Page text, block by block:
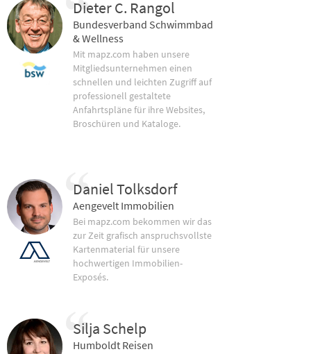
Dieter C. Rangol
Bundesverband Schwimmbad
& Wellness
Mit mapz.com haben unsere
Mitgliedsunternehmen einen
schnellen und leichten Zugriff auf
professionell gestaltete
Anfahrtspläne für ihre Websites,
Broschüren und Kataloge.
Daniel Tolksdorf
Aengevelt Immobilien
Bei mapz.com bekommen wir das
zur Zeit grafisch anspruchsvollste
Kartenmaterial für unsere
hochwertigen Immobilien-
Exposés.
Silja Schelp
Humboldt Reisen